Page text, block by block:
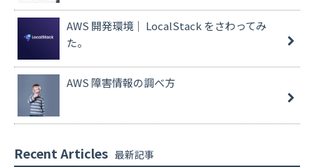
AWS 開発環境｜ LocalStack をさわってみ
た。
AWS 障害情報の調べ方
Recent Articles